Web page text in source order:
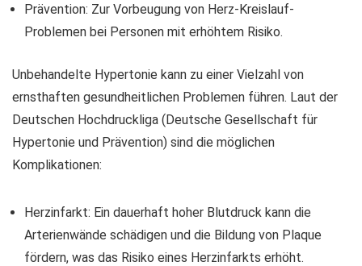
Prävention: Zur Vorbeugung von Herz-Kreislauf-
Problemen bei Personen mit erhöhtem Risiko.
Unbehandelte Hypertonie kann zu einer Vielzahl von
ernsthaften gesundheitlichen Problemen führen. Laut der
Deutschen Hochdruckliga (Deutsche Gesellschaft für
Hypertonie und Prävention) sind die möglichen
Komplikationen:
Herzinfarkt: Ein dauerhaft hoher Blutdruck kann die
Arterienwände schädigen und die Bildung von Plaque
fördern, was das Risiko eines Herzinfarkts erhöht.